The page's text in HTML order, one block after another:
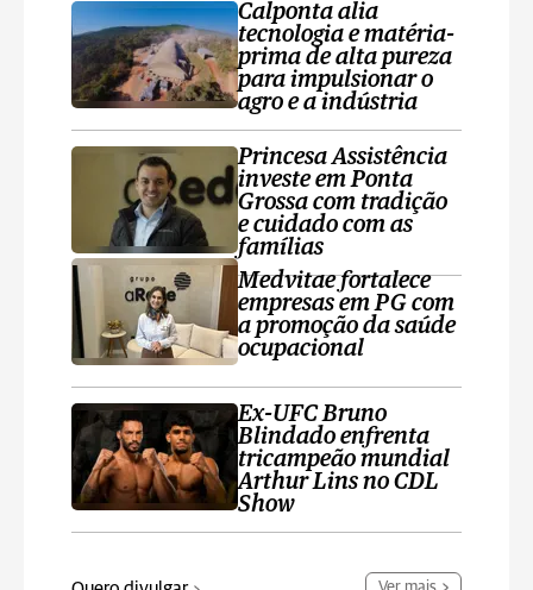
Calponta alia
tecnologia e matéria-
prima de alta pureza
para impulsionar o
agro e a indústria
Princesa Assistência
investe em Ponta
Grossa com tradição
e cuidado com as
famílias
Medvitae fortalece
empresas em PG com
a promoção da saúde
ocupacional
Ex-UFC Bruno
Blindado enfrenta
tricampeão mundial
Arthur Lins no CDL
Show